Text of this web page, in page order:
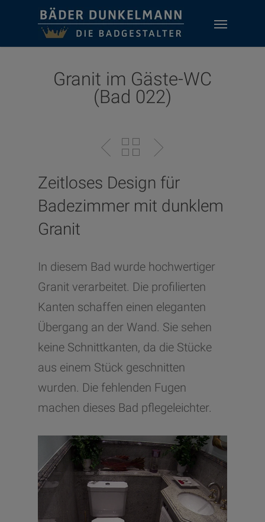
main
Granit im Gäste-WC
(Bad 022)
Zeitloses Design für
Badezimmer mit dunklem
Granit
In diesem Bad wurde hochwertiger
Granit verarbeitet. Die profilierten
Kanten schaffen einen eleganten
Übergang an der Wand. Sie sehen
keine Schnittkanten, da die Stücke
aus einem Stück geschnitten
wurden. Die fehlenden Fugen
machen dieses Bad pflegeleichter.